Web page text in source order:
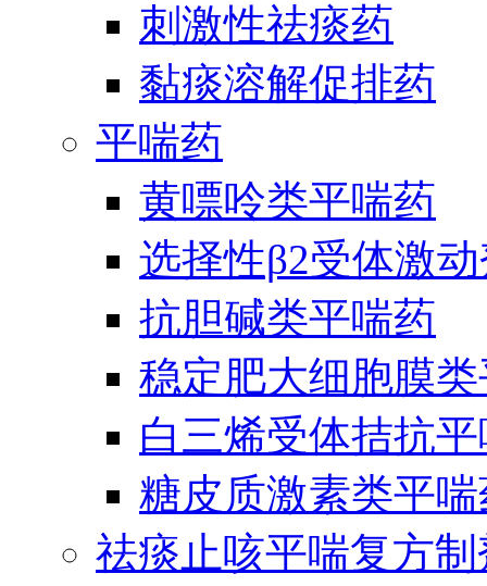
刺激性祛痰药
黏痰溶解促排药
平喘药
黄嘌呤类平喘药
选择性β2受体激
抗胆碱类平喘药
稳定肥大细胞膜
白三烯受体拮抗
糖皮质激素类平
祛痰止咳平喘复方制